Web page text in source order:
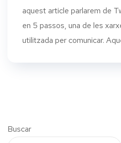
aquest article parlarem de
en 5 passos, una de les
utilitzada per comunicar.
Buscar